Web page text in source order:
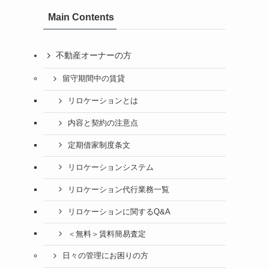
Main Contents
不動産オーナーの方
留守期間中の賃貸
リロケーションとは
内容と契約の注意点
定期借家制度条文
リロケーションシステム
リロケーション代行業務一覧
リロケーションに関するQ&A
＜無料＞賃料簡易査定
日々の管理にお困りの方